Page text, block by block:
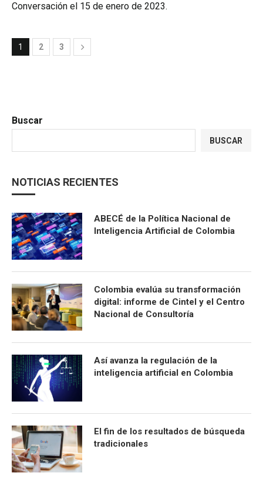
Conversación el 15 de enero de 2023.
1 2 3
Buscar
BUSCAR
NOTICIAS RECIENTES
ABECÉ de la Política Nacional de
Inteligencia Artificial de Colombia
Colombia evalúa su transformación
digital: informe de Cintel y el Centro
Nacional de Consultoría
Así avanza la regulación de la
inteligencia artificial en Colombia
El fin de los resultados de búsqueda
tradicionales